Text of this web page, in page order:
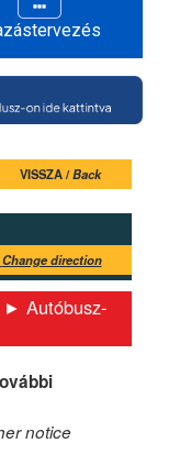
VISSZA /Back
Change direction
► Autóbusz-
notice